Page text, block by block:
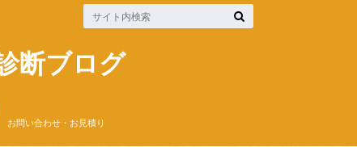
断ブログ
お問い合わせ・お見積り
無料お見積もり